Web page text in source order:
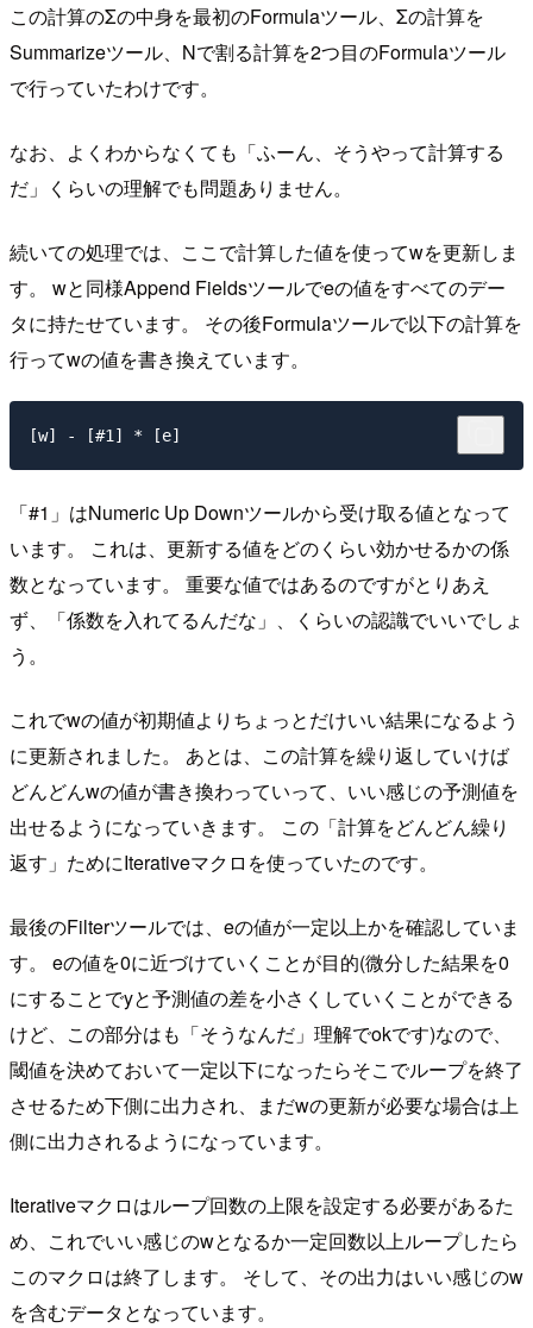
この計算のΣの中身を最初のFormulaツール、Σの計算を
Summarizeツール、Nで割る計算を2つ目のFormulaツール
で行っていたわけです。
なお、よくわからなくても「ふーん、そうやって計算する
だ」くらいの理解でも問題ありません。
続いての処理では、ここで計算した値を使ってwを更新しま
す。 wと同様Append Fieldsツールでeの値をすべてのデー
タに持たせています。 その後Formulaツールで以下の計算を
行ってwの値を書き換えています。
「#1」はNumeric Up Downツールから受け取る値となって
います。 これは、更新する値をどのくらい効かせるかの係
数となっています。 重要な値ではあるのですがとりあえ
ず、「係数を入れてるんだな」、くらいの認識でいいでしょ
う。
これでwの値が初期値よりちょっとだけいい結果になるよう
に更新されました。 あとは、この計算を繰り返していけば
どんどんwの値が書き換わっていって、いい感じの予測値を
出せるようになっていきます。 この「計算をどんどん繰り
返す」ためにIterativeマクロを使っていたのです。
最後のFilterツールでは、eの値が一定以上かを確認していま
す。 eの値を0に近づけていくことが目的(微分した結果を0
にすることでyと予測値の差を小さくしていくことができる
けど、この部分はも「そうなんだ」理解でokです)なので、
閾値を決めておいて一定以下になったらそこでループを終了
させるため下側に出力され、まだwの更新が必要な場合は上
側に出力されるようになっています。
Iterativeマクロはループ回数の上限を設定する必要があるた
め、これでいい感じのwとなるか一定回数以上ループしたら
このマクロは終了します。 そして、その出力はいい感じのw
を含むデータとなっています。